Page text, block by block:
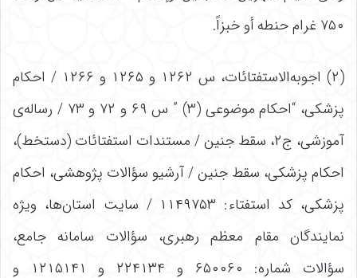
۷۵۰ غرام حنطه أو خبزاً.
(۲) اجوبه‌الاستفتائات، س ۱۲۶۲ و ۱۲۶۵ و ۱۲۶۶ / احکام
پزشکی، “احکام موضوعی (۳) ” س ۶۹ و ۷۲ و ۷۳ / رساله‌ی
آموزشی، ج۲، سقط جنین / مستندات استفتائات (دستخط)،
احکام پزشکی، سقط جنین / آرشیو سؤالات پژوهشی، احکام
پزشکی، کد استفتاء: ۱۱۴۹۷۵۳ / سایت استان‌ها، ویژه
نمایندگان مقام معظم رهبری، سؤالات سامانه جامع،
سؤالات شماره: ۶۵۰۰۶۰ و ۲۲۴۱۳۴ و ۱۲۱۵۱۴۱ و